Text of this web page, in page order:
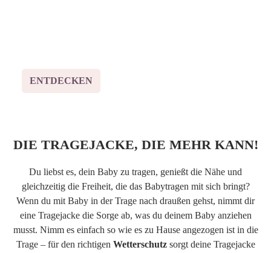
ENTDECKEN
DIE TRAGEJACKE, DIE MEHR KANN!
Du liebst es, dein Baby zu tragen, genießt die Nähe und
gleichzeitig die Freiheit, die das Babytragen mit sich bringt?
Wenn du mit Baby in der Trage nach draußen gehst, nimmt dir
eine Tragejacke die Sorge ab, was du deinem Baby anziehen
musst. Nimm es einfach so wie es zu Hause angezogen ist in die
Trage – für den richtigen Wetterschutzsorgt deine Tragejacke